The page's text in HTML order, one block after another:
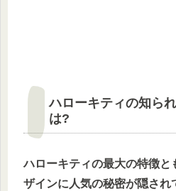
ハローキティの知ら
は?
ハローキティの最大の特徴と
ザインに人気の秘密が隠され